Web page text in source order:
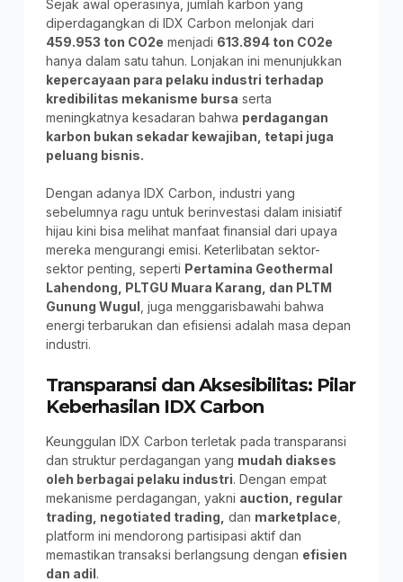
Sejak awal operasinya, jumlah karbon yang
diperdagangkan di IDX Carbon melonjak dari
459.953 ton CO2e menjadi 613.894 ton CO2e
hanya dalam satu tahun. Lonjakan ini menunjukkan
kepercayaan para pelaku industri terhadap
kredibilitas mekanisme bursa serta
meningkatnya kesadaran bahwa perdagangan
karbon bukan sekadar kewajiban, tetapi juga
peluang bisnis.
Dengan adanya IDX Carbon, industri yang
sebelumnya ragu untuk berinvestasi dalam inisiatif
hijau kini bisa melihat manfaat finansial dari upaya
mereka mengurangi emisi. Keterlibatan sektor-
sektor penting, seperti Pertamina Geothermal
Lahendong, PLTGU Muara Karang, dan PLTM
Gunung Wugul , juga menggarisbawahi bahwa
energi terbarukan dan efisiensi adalah masa depan
industri.
Transparansi dan Aksesibilitas: Pilar
Keberhasilan IDX Carbon
Keunggulan IDX Carbon terletak pada transparansi
dan struktur perdagangan yang mudah diakses
oleh berbagai pelaku industri. Dengan empat
mekanisme perdagangan, yakni auction, regular
trading, negotiated trading, dan marketplace
platform ini mendorong partisipasi aktif dan
memastikan transaksi berlangsung dengan efisien
dan adil.